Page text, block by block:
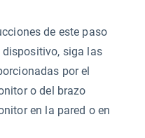
de este paso
siga las
por el
o del brazo
en la pared o en